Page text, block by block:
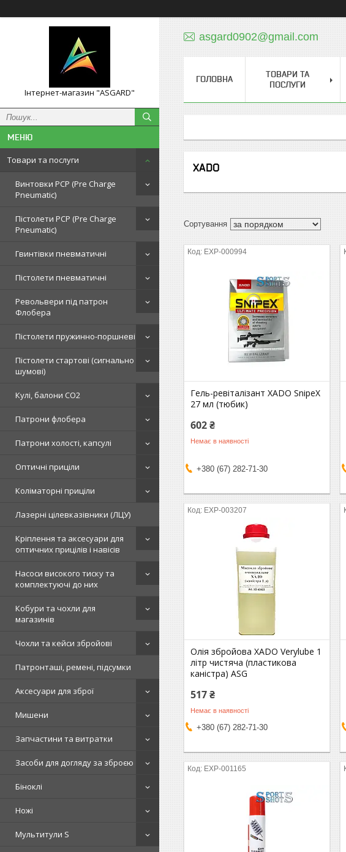
Інтернет-магазин "ASGARD"
Товари та послуги
Винтовки PCP (Pre Charge
Pneumatic)
Пістолети PCP (Pre Charge
Pneumatic)
Гвинтівки пневматичні
Пістолети пневматичні
Револьвери під патрон
Флобера
Пістолети пружинно-поршневі
Пістолети стартові (сигнально
шумові)
Кулі, балони СО2
Патрони флобера
Патрони холості, капсулі
Оптичні приціли
Коліматорні приціли
Лазерні цілевказівники (ЛЦУ)
Кріплення та аксесуари для
оптичних прицілів і навісів
Насоси високого тиску та
комплектуючі до них
Кобури та чохли для
магазинів
Чохли та кейси збройові
Патронташі, ремені, підсумки
Аксесуари для зброї
Мишени
Запчастини та витратки
Засоби для догляду за зброєю
Біноклі
Ножі
Мультитули S
asgard0902@gmail.com
ГОЛОВНА
ТОВАРИ ТА
ПОСЛУГИ
XADO
EXP-000994
Гель-ревіталізант XADO SnipeX
27 мл (тюбик)
602 ₴
Немає в наявності
+380 (67) 282-71-30
EXP-003207
Олія збройова XADO Verylube 1
літр чистяча (пластикова
каністра) ASG
517 ₴
Немає в наявності
+380 (67) 282-71-30
EXP-001165